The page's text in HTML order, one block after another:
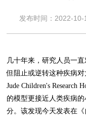
发布时间：2022-
几十年来，研究人员一
但阻止或逆转这种疾病
Jude Children's
的模型更接近人类疾病
分。该发现今天发表在《